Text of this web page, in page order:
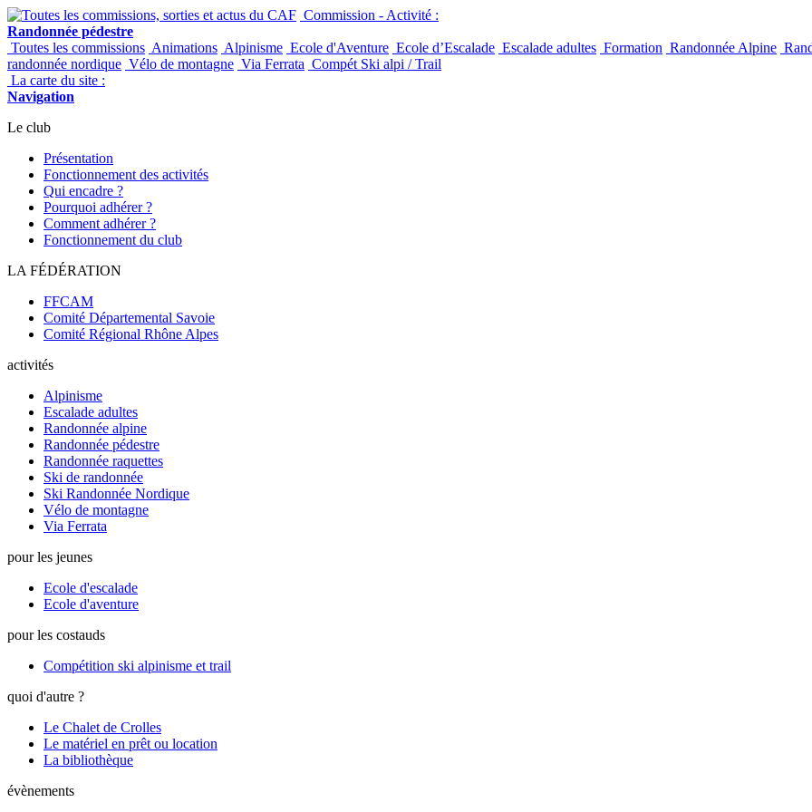
Commission - Activité :
Randonnée pédestre
Toutes les commissions Animations Alpinisme Ecole d'Aventure Ecole d’Escalade Escalade adultes Formation Randonnée Alpine
randonnée nordique Vélo de montagne Via Ferrata Compét Ski alpi / Trail
La carte du site :
Navigation
Le club
Présentation
Fonctionnement des activités
Qui encadre ?
Pourquoi adhérer ?
Comment adhérer ?
Fonctionnement du club
LA FÉDÉRATION
FFCAM
Comité Départemental Savoie
Comité Régional Rhône Alpes
activités
Alpinisme
Escalade adultes
Randonnée alpine
Randonnée pédestre
Randonnée raquettes
Ski de randonnée
Ski Randonnée Nordique
Vélo de montagne
Via Ferrata
pour les jeunes
Ecole d'escalade
Ecole d'aventure
pour les costauds
Compétition ski alpinisme et trail
quoi d'autre ?
Le Chalet de Crolles
Le matériel en prêt ou location
La bibliothèque
évènements